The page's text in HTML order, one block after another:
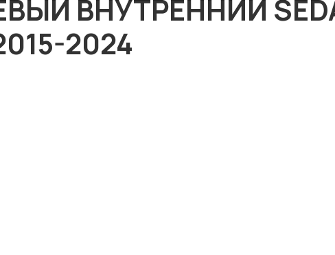
ВНУТРЕННИЙ
2024